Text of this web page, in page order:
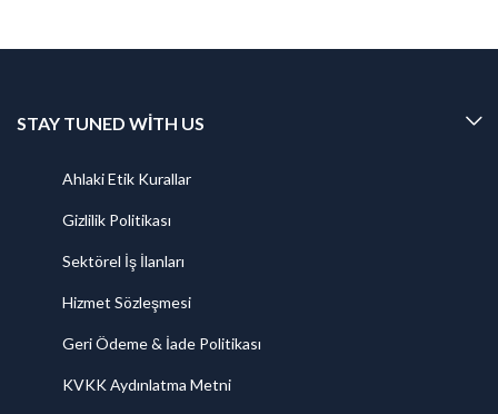
STAY TUNED WITH US
Ahlaki Etik Kurallar
Gizlilik Politikası
Sektörel İş İlanları
Hizmet Sözleşmesi
Geri Ödeme & İade Politikası
KVKK Aydınlatma Metni